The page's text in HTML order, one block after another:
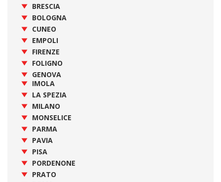
BRESCIA
BOLOGNA
CUNEO
EMPOLI
FIRENZE
FOLIGNO
GENOVA
IMOLA
LA SPEZIA
MILANO
MONSELICE
PARMA
PAVIA
PISA
PORDENONE
PRATO